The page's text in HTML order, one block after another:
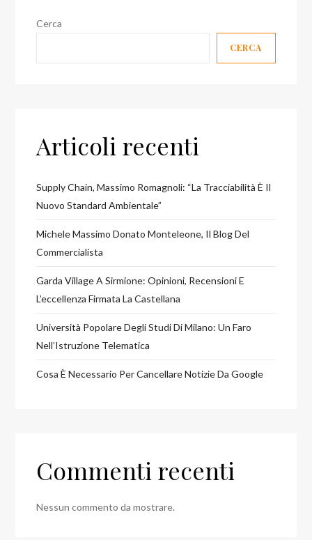
Cerca
CERCA
Articoli recenti
Supply Chain, Massimo Romagnoli: “La Tracciabilità È Il
Nuovo Standard Ambientale”
Michele Massimo Donato Monteleone, Il Blog Del
Commercialista
Garda Village A Sirmione: Opinioni, Recensioni E
L’eccellenza Firmata La Castellana
Università Popolare Degli Studi Di Milano: Un Faro
Nell’Istruzione Telematica
Cosa È Necessario Per Cancellare Notizie Da Google
Commenti recenti
Nessun commento da mostrare.